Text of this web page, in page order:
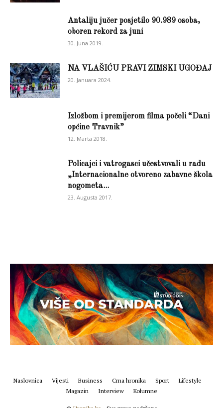
Antaliju jučer posjetilo 90.989 osoba,
oboren rekord za juni
30. Juna 2019.
NA VLAŠIĆU PRAVI ZIMSKI UGOĐAJ
20. Januara 2024.
Izložbom i premijerom filma počeli “Dani
općine Travnik”
12. Marta 2018.
Policajci i vatrogasci učestvovali u radu
„Internacionalne otvoreno zabavne škola
nogometa...
23. Augusta 2017.
Naslovnica Vijesti Business Crna hronika Sport
Lifestyle
Magazin
Interview Kolumne